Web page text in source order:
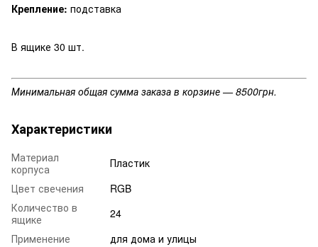
Крепление: подставка
В ящике 30 шт.
Минимальная общая сумма заказа в корзине — 8500грн.
Характеристики
Материал
корпуса
Пластик
Цвет свечения
RGB
Количество в
ящике
24
Применение
для дома и улицы